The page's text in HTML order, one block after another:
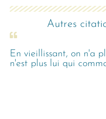
Autres
En vieillissant, on n'a
n'est plus lui qui